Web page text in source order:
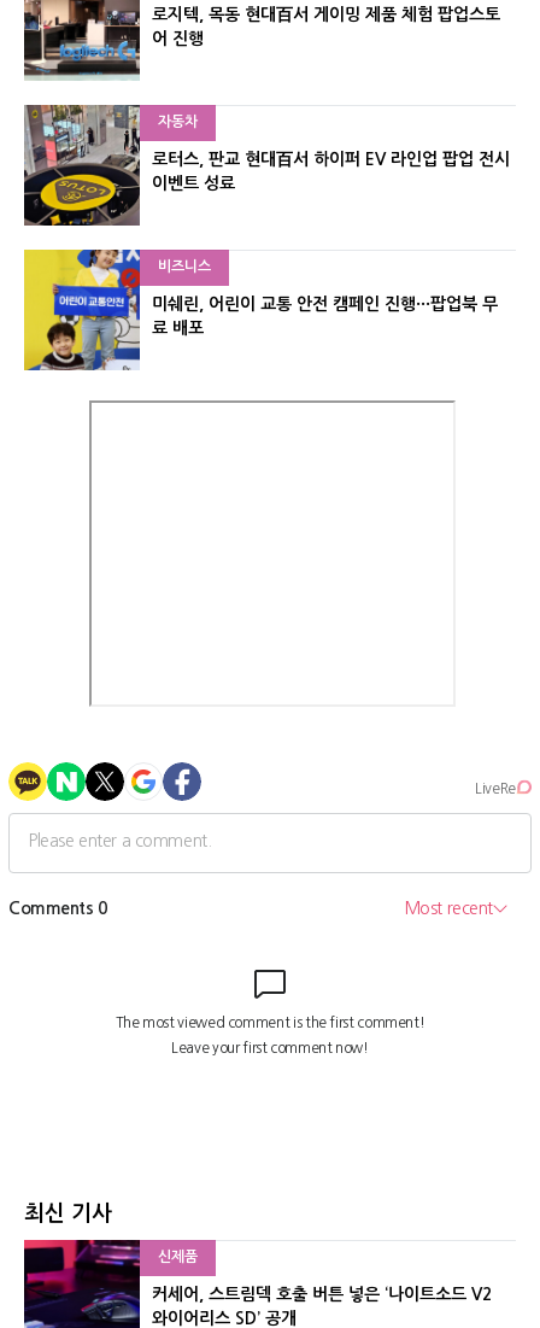
로지텍, 목동 현대百서 게이밍 제품 체험 팝업스토
어 진행
자동차
로터스, 판교 현대百서 하이퍼 EV 라인업 팝업 전시
이벤트 성료
비즈니스
미쉐린, 어린이 교통 안전 캠페인 진행···팝업북 무
료 배포
최신 기사
신제품
커세어, 스트림덱 호출 버튼 넣은 ‘나이트소드 V2
와이어리스 SD’ 공개